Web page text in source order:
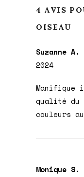
4 AVIS
OISEAU
Suzanne A.
2024
qualité du
couleurs
Monique S.